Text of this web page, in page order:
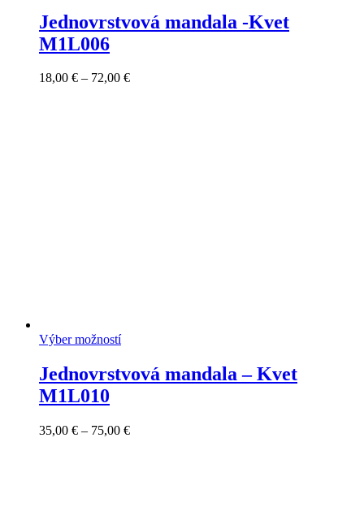
Jednovrstvová mandala -Kvet
M1L006
18,00 € – 72,00 €Price
Výber možností
Jednovrstvová mandala – Kvet
M1L010
35,00 € – 75,00 €Price